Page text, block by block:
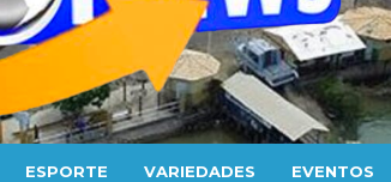
ESPORTE VARIEDADES EVENTOS